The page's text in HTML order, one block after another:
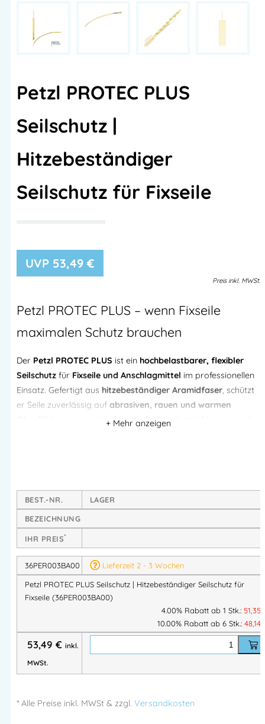
Petzl PROTEC PLUS
Seilschutz |
Hitzebeständiger
Seilschutz für Fixseile
53,49 €
Preis inkl. MWSt.
Petzl PROTEC PLUS – wenn Fixseile
maximalen Schutz brauchen
Der Petzl PROTEC PLUS ist ein hochbelastbarer, flexibler
Seilschutz für Fixseile und Anschlagmittel im professionellen
Einsatz. Gefertigt aus hitzebeständiger Aramidfaser, schützt
er Seile zuverlässig auf abrasiven, rauen und warmen
– ideal für Höhenarbeit, Industrieklettern und
kurzzeitigem Kontakt mit Hitze oder Flammen. Genau die
Reserve, die im Ernstfall zählt.
Deine Vorteile auf einen Blick
Extremer Abriebschutz
3× abriebfesterals PROTEC Standard
Ideal für Beton, Stahl, Mauerwerk & raue
Verlängert die Lebensdauer von Fixseilen deutlich
Hitzeschutz für anspruchsvolle Arbeitsumgebungen
Hitze bis 200 °C (max. 5 Minuten)
BEST.-NR.
LAGER
BEZEICHNUNG
IHR PREIS*
36PER003BA00
Lieferzeit 2 - 3 Wochen
Petzl PROTEC PLUS Seilschutz | Hitzebeständiger Seilschutz für
Fixseile (36PER003BA00)
4.00% Rabatt ab 1 Stk.: 51,35
10.00% Rabatt ab 6 Stk.: 48,14
53,49 € inkl.
MWSt.
* Alle Preise inkl. MWSt & zzgl. Versandkosten